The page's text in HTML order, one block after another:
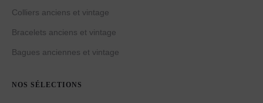
Colliers anciens et vintage
Bracelets anciens et vintage
Bagues anciennes et vintage
NOS SÉLECTIONS